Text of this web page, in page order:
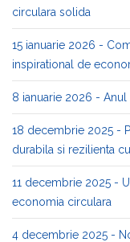
circulara solida
15 ianuarie 2026 -
inspirational de
8 ianuarie 2026 - Anul
18 decembrie 2025 -
durabila si rezilienta
11 decembrie 2025 -
economia circulara
4 decembrie 2025 -